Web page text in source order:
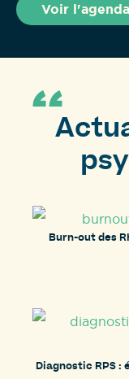
Voir l'agenda
Burn-out des
Diagnostic RPS